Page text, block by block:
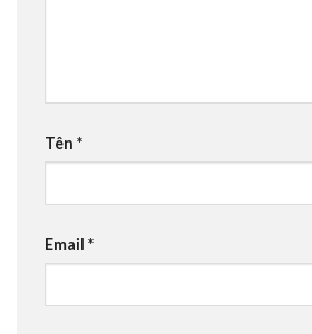
Tên *
Email *